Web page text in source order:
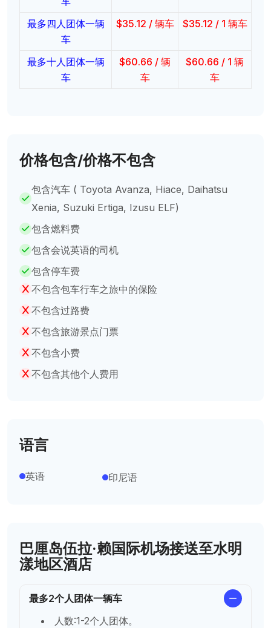
最多四人团体一辆
车
$35.12 / 辆车 $35.12 / 1 辆车
最多十人团体一辆
车
$60.66 / 辆
车
$60.66 / 1 辆
车
价格包含/价格不包含
包含汽车 ( Toyota Avanza, Hiace, Daihatsu
Xenia, Suzuki Ertiga, Izusu ELF)
包含燃料费
包含会说英语的司机
包含停车费
不包含包车行车之旅中的保险
不包含过路费
不包含旅游景点门票
不包含小费
不包含其他个人费用
语言
英语 印尼语
巴厘岛伍拉·赖国际机场接送至水明
漾地区酒店
最多2个人团体一辆车
人数:1-2个人团体。